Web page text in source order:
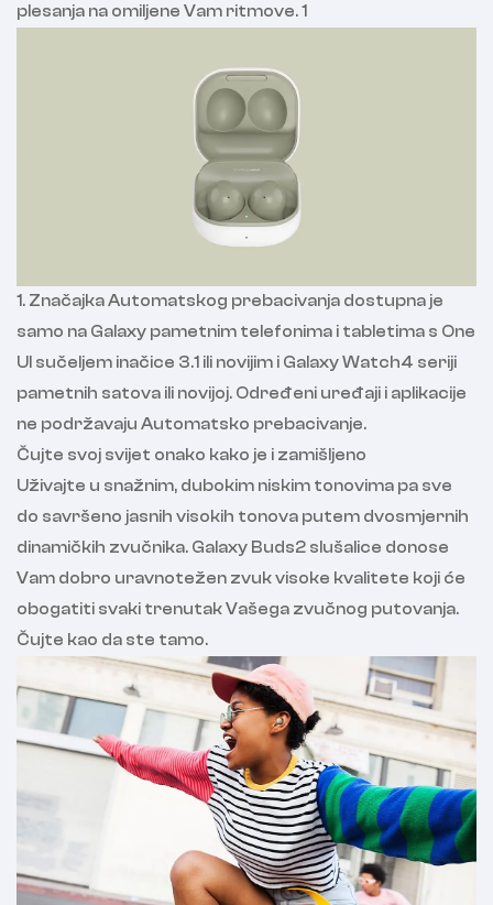
plesanja na omiljene Vam ritmove. 1
1. Značajka Automatskog prebacivanja dostupna je
samo na Galaxy pametnim telefonima i tabletima s One
UI sučeljem inačice 3.1 ili novijim i Galaxy Watch4 seriji
pametnih satova ili novijoj. Određeni uređaji i aplikacije
ne podržavaju Automatsko prebacivanje.
Čujte svoj svijet onako kako je i zamišljeno
Uživajte u snažnim, dubokim niskim tonovima pa sve
do savršeno jasnih visokih tonova putem dvosmjernih
dinamičkih zvučnika. Galaxy Buds2 slušalice donose
Vam dobro uravnotežen zvuk visoke kvalitete koji će
obogatiti svaki trenutak Vašega zvučnog putovanja.
Čujte kao da ste tamo.